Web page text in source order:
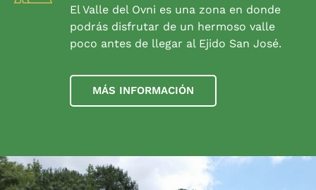
El Valle del Ovni es una zona en donde
podrás disfrutar de un hermoso valle
poco antes de llegar al Ejido San José.
MÁS INFORMACIÓN